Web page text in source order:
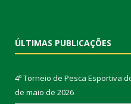
ÚLTIMAS PUBLICAÇÕES
4º Torneio de Pesca Esportiva
de maio de 2026